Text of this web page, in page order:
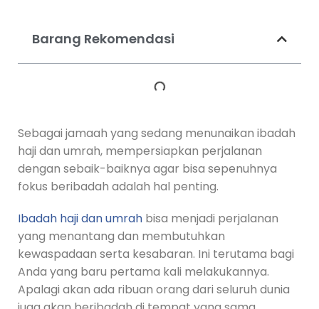
Barang Rekomendasi
Sebagai jamaah yang sedang menunaikan ibadah
haji dan umrah, mempersiapkan perjalanan
dengan sebaik-baiknya agar bisa sepenuhnya
fokus beribadah adalah hal penting.
Ibadah haji dan umrah bisa menjadi perjalanan
yang menantang dan membutuhkan
kewaspadaan serta kesabaran. Ini terutama bagi
Anda yang baru pertama kali melakukannya.
Apalagi akan ada ribuan orang dari seluruh dunia